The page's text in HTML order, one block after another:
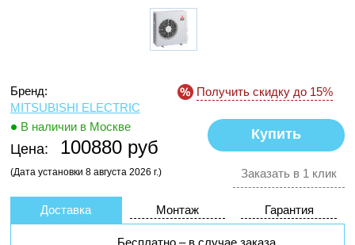
Бренд:
MITSUBISHI ELECTRIC
В наличии в Москве
Цена: 100880 руб
(Дата установки 8 августа 2026 г.)
Получить скидку до 15%
Заказать в 1 клик
Доставка Монтаж Гарантия